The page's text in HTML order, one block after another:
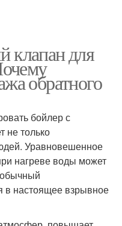
клапан для
обратного
бойлер с
не только
Уравновешенное
нагреве воды может
обычный
в настоящее взрывное